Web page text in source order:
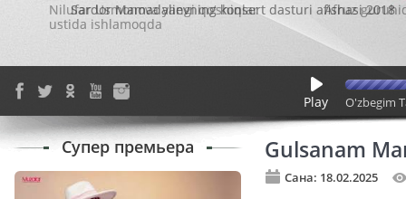
Sardor Mamadalievning konsert dasturi afishasi 2018
Play O'zbegim
Gulsanam
Сана: 18.02.2025
Супер премьера